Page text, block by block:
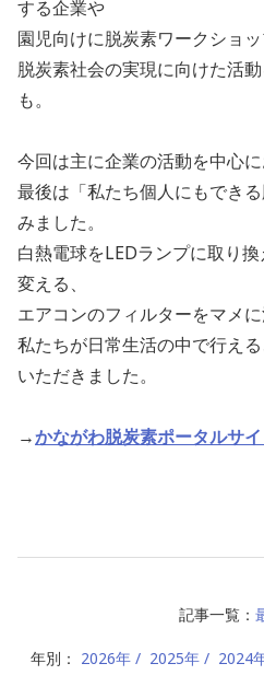
する企業や
園児向けに脱炭素ワークショ
脱炭素社会の実現に向けた活
も。
今回は主に企業の活動を中心
最後は「私たち個人にもでき
みました。
白熱電球をLEDランプに取り
変える、
エアコンのフィルターをマメに
私たちが日常生活の中で行え
いただきました。
→かながわ脱炭素ポータル
記事一覧：
年別： 2026年 2025年 2024